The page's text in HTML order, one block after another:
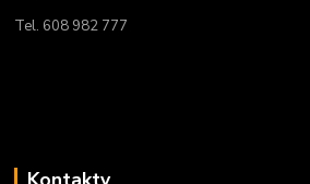
Tel. 608 982 777